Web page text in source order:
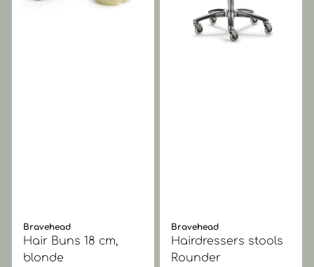
Bravehead
Hair Buns 18 cm,
blonde
Bravehead
Hairdressers stools
Rounder